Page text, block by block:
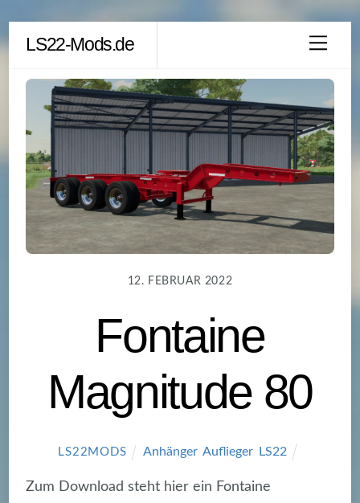
content
LS22-Mods.de
12. FEBRUAR 2022
Fontaine
Magnitude 80
LS22MODS Anhänger, Auflieger, LS22
Zum Download steht hier ein Fontaine